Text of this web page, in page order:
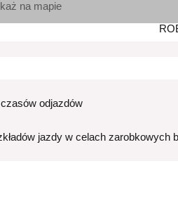
na mapie
odjazdów
jazdy w celach zarobkowych